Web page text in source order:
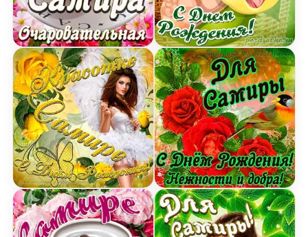
Открытка очаровательной Самире с Днем
Картинка красотке Самире с Днем рождения с
Открытка Самире от
Открытка для Самиры с